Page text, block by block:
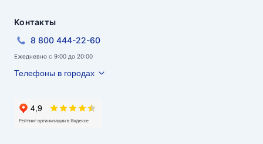
Контакты
8 800 444-22-60
Ежедневно с 9:00 до 20:00
Телефоны в городах